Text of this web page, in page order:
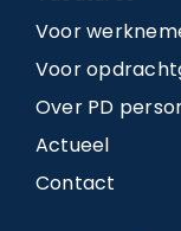
Voor
Voor
Over PD
Actueel
Contact